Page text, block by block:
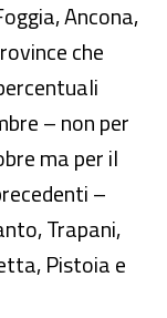
Ancona,
che
– non per
ma per il
–
Trapani,
Pistoia e